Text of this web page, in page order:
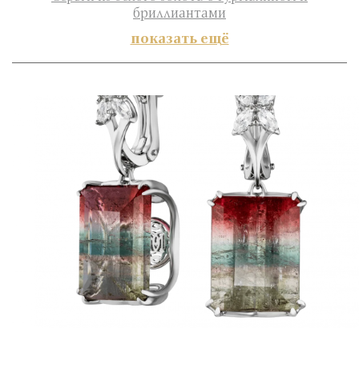
бриллиантами
показать ещё